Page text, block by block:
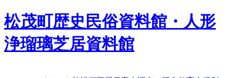
松茂町歴史民俗資料館・人形
浄瑠璃芝居資料館